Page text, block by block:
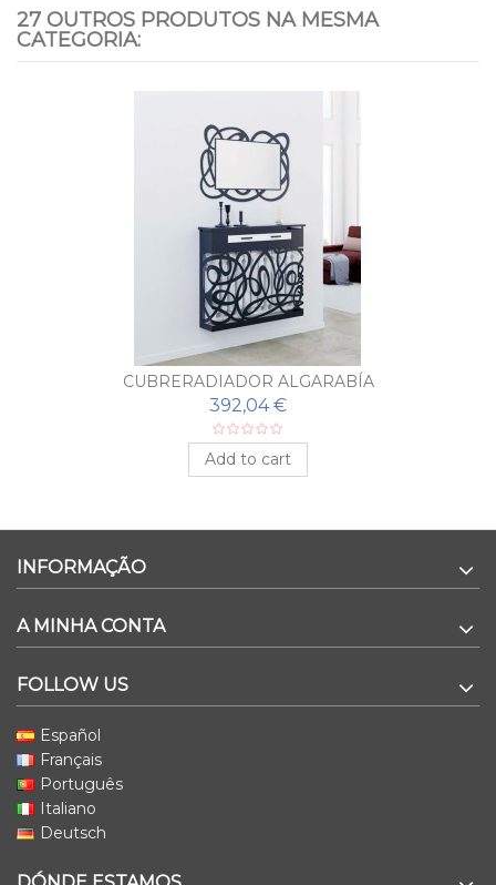
27 OUTROS PRODUTOS NA MESMA
CATEGORIA:
CUBRERADIADOR ALGARABÍA
392,04 €
Add to cart
INFORMAÇÃO
A MINHA CONTA
FOLLOW US
Español
Français
Português
Italiano
Deutsch